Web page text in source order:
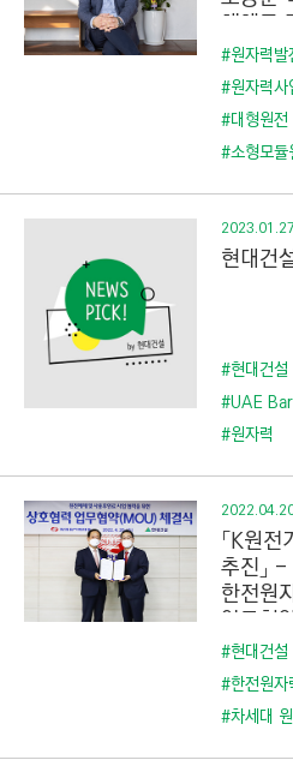
해체도
#원자력발
#원자력사
#대형원전
#소형모듈
2023.01.27
현대건
#현대건설
#UAE
#원자력
「K­원
추진」
한전원
업무협
#현대건설
#한전원자
#차세대